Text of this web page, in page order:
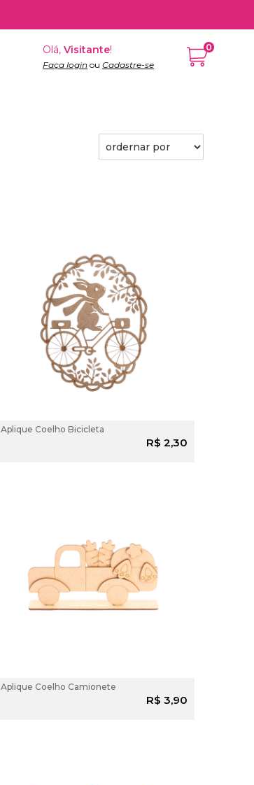
Olá, Visitante!
Faça login ou Cadastre-se
0
Aplique Coelho Bicicleta
R$ 2,30
ADICIONAR AO
CARRINHO
Aplique Coelho Camionete
R$ 3,90
ADICIONAR AO
CARRINHO